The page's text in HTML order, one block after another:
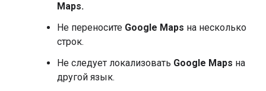
Maps.
Не переносите Google Maps на несколько
строк.
Не следует локализовать Google Maps на
другой язык.